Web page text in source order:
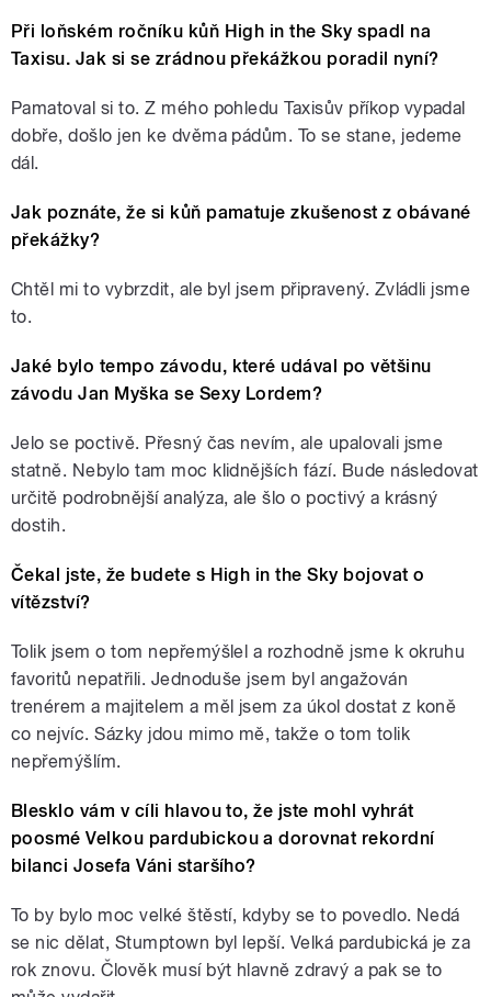
Při loňském ročníku kůň High in the Sky spadl na
Taxisu. Jak si se zrádnou překážkou poradil nyní?
Pamatoval si to. Z mého pohledu Taxisův příkop vypadal
dobře, došlo jen ke dvěma pádům. To se stane, jedeme
dál.
Jak poznáte, že si kůň pamatuje zkušenost z obávané
překážky?
Chtěl mi to vybrzdit, ale byl jsem připravený. Zvládli jsme
to.
Jaké bylo tempo závodu, které udával po většinu
závodu Jan Myška se Sexy Lordem?
Jelo se poctivě. Přesný čas nevím, ale upalovali jsme
statně. Nebylo tam moc klidnějších fází. Bude následovat
určitě podrobnější analýza, ale šlo o poctivý a krásný
dostih.
Čekal jste, že budete s High in the Sky bojovat o
vítězství?
Tolik jsem o tom nepřemýšlel a rozhodně jsme k okruhu
favoritů nepatřili. Jednoduše jsem byl angažován
trenérem a majitelem a měl jsem za úkol dostat z koně
co nejvíc. Sázky jdou mimo mě, takže o tom tolik
nepřemýšlím.
Blesklo vám v cíli hlavou to, že jste mohl vyhrát
poosmé Velkou pardubickou a dorovnat rekordní
bilanci Josefa Váni staršího?
To by bylo moc velké štěstí, kdyby se to povedlo. Nedá
se nic dělat, Stumptown byl lepší. Velká pardubická je za
rok znovu. Člověk musí být hlavně zdravý a pak se to